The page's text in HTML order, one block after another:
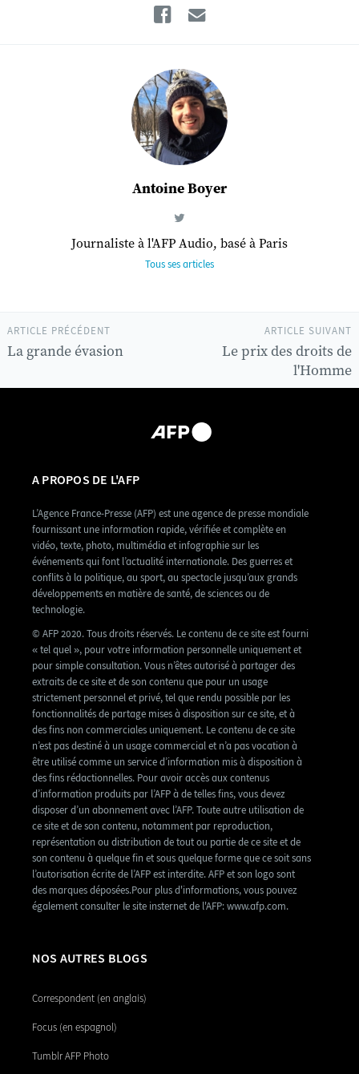
Facebook
Antoine Boyer
Journaliste à l'AFP Audio, basé à Paris
Tous ses articles
ARTICLE SUIVANT
Le prix des droits de
l'Homme
ARTICLE PRÉCÉDENT
La grande évasion
A PROPOS DE L'AFP
L’Agence France-Presse (AFP) est une agence de presse mondiale
fournissant une information rapide, vérifiée et complète en
vidéo, texte, photo, multimédia et infographie sur les
événements qui font l’actualité internationale. Des guerres et
conflits à la politique, au sport, au spectacle jusqu’aux grands
développements en matière de santé, de sciences ou de
technologie.
© AFP 2020. Tous droits réservés. Le contenu de ce site est fourni
« tel quel », pour votre information personnelle uniquement et
pour simple consultation. Vous n’êtes autorisé à partager des
extraits de ce site et de son contenu que pour un usage
strictement personnel et privé, tel que rendu possible par les
fonctionnalités de partage mises à disposition sur ce site, et à
des fins non commerciales uniquement. Le contenu de ce site
n’est pas destiné à un usage commercial et n’a pas vocation à
être utilisé comme un service d’information mis à disposition à
des fins rédactionnelles. Pour avoir accès aux contenus
d’information produits par l’AFP à de telles fins, vous devez
disposer d’un abonnement avec l’AFP. Toute autre utilisation de
ce site et de son contenu, notamment par reproduction,
représentation ou distribution de tout ou partie de ce site et de
son contenu à quelque fin et sous quelque forme que ce soit sans
l’autorisation écrite de l’AFP est interdite. AFP et son logo sont
des marques déposées.Pour plus d'informations, vous pouvez
également consulter le site insternet de l'AFP: www.afp.com.
NOS AUTRES BLOGS
Correspondent (en anglais)
Focus (en espagnol)
Tumblr AFP Photo